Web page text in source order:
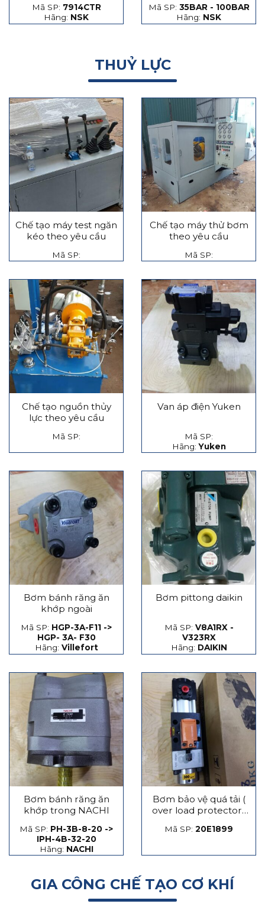
Mã SP: 7914CTR
Hãng: NSK
hạt thép và hạt gốm
Mã SP: 35BAR - 100BAR
Hãng: NSK
THUỶ LỰC
Chế tạo máy test ngăn
kéo theo yêu cầu
Mã SP:
Chế tạo máy thử bơm
theo yêu cầu
Mã SP:
Chế tạo nguồn thủy
lực theo yêu cầu
Mã SP:
Van áp điện Yuken
Mã SP:
Hãng:Yuken
Bơm bánh răng ăn
khớp ngoài
Mã SP: HGP-3A-F11 ->
HGP- 3A- F30
Hãng: Villefort
Bơm pittong daikin
Mã SP: V8A1RX -
V323RX
Hãng: DAIKIN
Bơm bánh răng ăn
khớp trong NACHI
Mã SP: PH-3B-8-20 ->
IPH-4B-32-20
Hãng: NACHI
Bơm bảo vệ quá tải (
over load protector)
máy dập
Mã SP: 20E1899
GIA CÔNG CHẾ TẠO CƠ KHÍ